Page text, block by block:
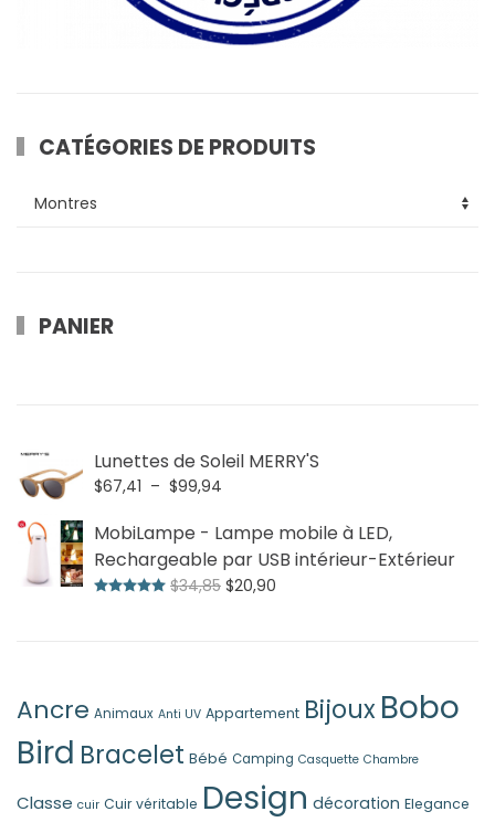
CATÉGORIES DE PRODUITS
PANIER
Lunettes de Soleil MERRY'S
$67,41 – $99,94
prix :
$67,41
à
$99,94
MobiLampe - Lampe mobile à LED,
Rechargeable par USB intérieur-Extérieur
Note5.00sur 5
$34,85 Le
$20,90
Ancre Animaux Anti UV Appartement Bijoux Bobo
Bird Bracelet Bébé Camping Casquette Chambre
Classe cuir Cuir véritable Design décoration Elegance